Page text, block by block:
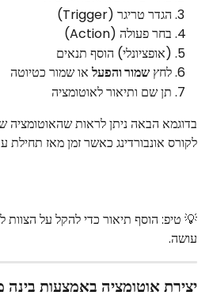
הגדר טריגר (Trigger)
בחר פעולה (Action)
(אופציונלי) הוסף תנאים
לחץ שמור והפעל או שמור כטיוטה
תן שם ותיאור לאוטומציה
בדוגמא הבאה ניתן לראות שהאוטומציה
לקורס אונבורדינג כאשר זמן מאז תחילת
💡 טיפ: הוסף תיאור כדי להקל על הצוות
עושה.
יצירת אוטומציה באמצעות בינה